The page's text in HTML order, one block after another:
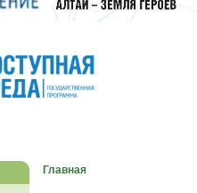
Главная